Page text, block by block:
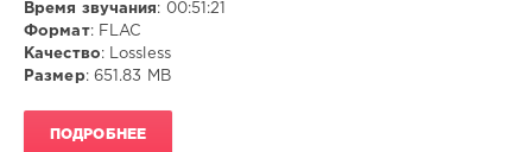
Время звучания: 00:51:21
Формат: FLAC
Качество: Lossless
Размер: 651.83 MB
ПОДРОБНЕЕ